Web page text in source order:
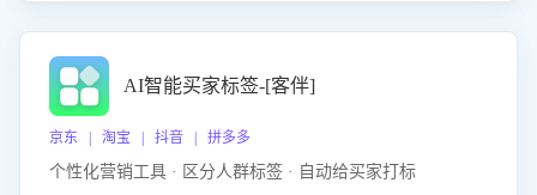
AI智能买家标签-[客伴]
京东 | 淘宝 | 抖音 | 拼多多
个性化营销工具 · 区分人群标签 · 自动给买家打标